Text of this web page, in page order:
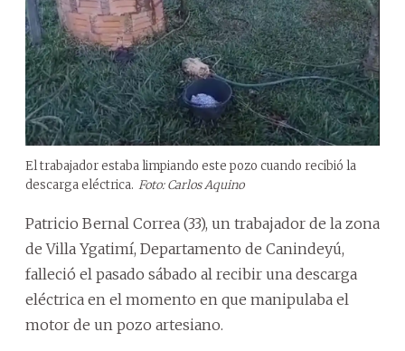
El trabajador estaba limpiando este pozo cuando recibió la
descarga eléctrica. Foto: Carlos Aquino
Patricio Bernal Correa (33), un trabajador de la zona
de Villa Ygatimí, Departamento de Canindeyú,
falleció el pasado sábado al recibir una descarga
eléctrica en el momento en que manipulaba el
motor de un pozo artesiano.